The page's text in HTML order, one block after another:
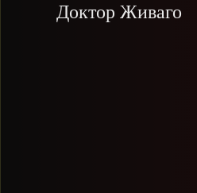
Доктор Живаго